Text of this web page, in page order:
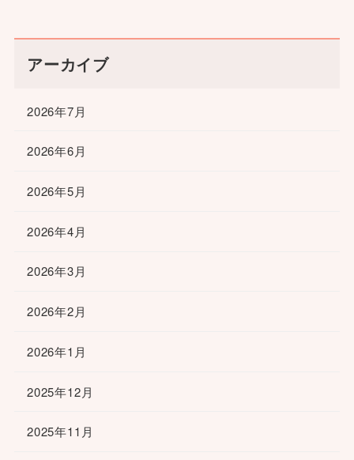
アーカイブ
2026年7月
2026年6月
2026年5月
2026年4月
2026年3月
2026年2月
2026年1月
2025年12月
2025年11月